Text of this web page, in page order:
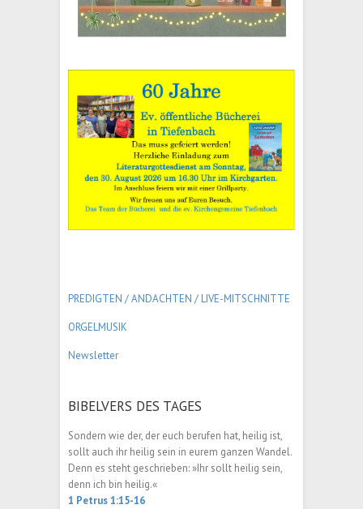
PREDIGTEN / ANDACHTEN / LIVE-MITSCHNITTE
ORGELMUSIK
Newsletter
BIBELVERS DES TAGES
Sondern wie der, der euch berufen hat, heilig ist,
sollt auch ihr heilig sein in eurem ganzen Wandel.
Denn es steht geschrieben: »Ihr sollt heilig sein,
denn ich bin heilig.«
1 Petrus 1:15-16